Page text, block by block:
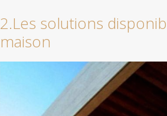
2.Les solutions
maison